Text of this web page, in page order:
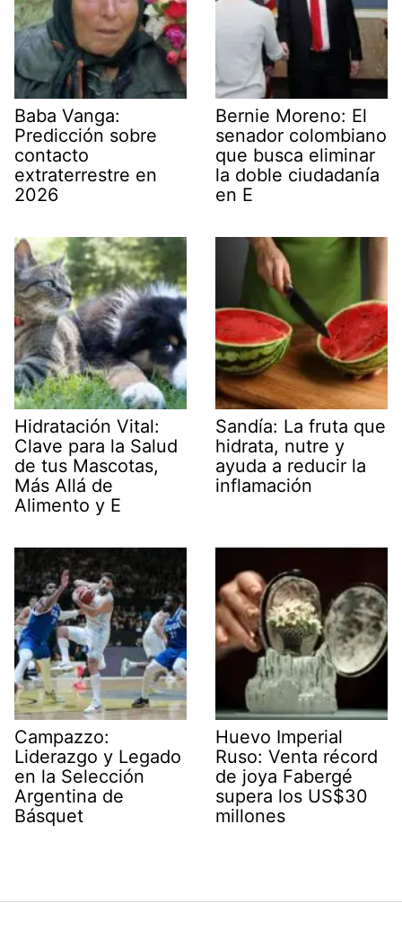
Baba Vanga:
Predicción sobre
contacto
extraterrestre en
2026
Bernie Moreno: El
senador colombiano
que busca eliminar
la doble ciudadanía
en E
Hidratación Vital:
Clave para la Salud
de tus Mascotas,
Más Allá de
Alimento y E
Sandía: La fruta que
hidrata, nutre y
ayuda a reducir la
inflamación
Campazzo:
Liderazgo y Legado
en la Selección
Argentina de
Básquet
Huevo Imperial
Ruso: Venta récord
de joya Fabergé
supera los US$30
millones